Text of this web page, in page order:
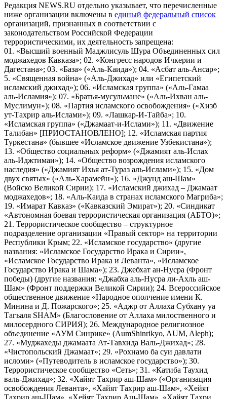
Редакция NEWS.RU отдельно указывает, что перечисленные
ниже организации включены в единый федеральный список
организаций, признанных в соответствии с
законодательством Российской Федерации
террористическими, их деятельность запрещена:
01. «Высший военный Маджлисуль Шура Объединенных сил
моджахедов Кавказа»; 02. «Конгресс народов Ичкерии и
Дагестана»; 03. «База» («Аль-Каида»); 04. «Асбат аль-Ансар»;
5. «Священная война» («Аль-Джихад» или «Египетский
исламский джихад»); 06. «Исламская группа» («Аль-Гамаа
аль-Исламия»); 07. «Братья-мусульмане» («Аль-Ихван аль-
Муслимун»); 08. «Партия исламского освобождения» («Хизб
ут-Тахрир аль-Ислами»); 09. «Лашкар-И-Тайба»; 10.
«Исламская группа» («Джамаат-и-Ислами»); 11. «Движение
Талибан» [ПРИОСТАНОВЛЕНО]; 12. «Исламская партия
Туркестана» (бывшее «Исламское движение Узбекистана»);
13. «Общество социальных реформ» («Джамият аль-Ислах
аль-Иджтимаи»); 14. «Общество возрождения исламского
наследия» («Джамият Ихья ат-Тураз аль-Ислами»); 15. «Дом
двух святых» («Аль-Харамейн»); 16. «Джунд аш-Шам»
(Войско Великой Сирии); 17. «Исламский джихад – Джамаат
моджахедов»; 18. «Аль-Каида в странах исламского Магриба»;
19. «Имарат Кавказ» («Кавказский Эмират»); 20. «Синдикат
«Автономная боевая террористическая организация (АБТО)»;
21. Террористическое сообщество – структурное
подразделение организации «Правый сектор» на территории
Республики Крым; 22. «Исламское государство» (другие
названия: «Исламское Государство Ирака и Сирии»,
«Исламское Государство Ирака и Леванта», «Исламское
Государство Ирака и Шама»); 23. Джебхат ан-Нусра (Фронт
победы) (другие названия: «Джабха аль-Нусра ли-Ахль аш-
Шам» (Фронт поддержки Великой Сирии); 24. Всероссийское
общественное движение «Народное ополчение имени К.
Минина и Д. Пожарского»; 25. «Аджр от Аллаха Субхану уа
Тагьаля SHAM» (Благословение от Аллаха милоственного и
милосердного СИРИЯ); 26. Международное религиозное
объединение «АУМ Синрике» (AumShinrikyo, AUM, Aleph);
27. «Муджахеды джамаата Ат-Тавхида Валь-Джихад»; 28.
«Чистопольский Джамаат»; 29. «Рохнамо ба суи давлати
исломи» («Путеводитель в исламское государство»); 30.
Террористическое сообщество «Сеть»; 31. «Катиба Таухид
валь-Джихад»; 32. «Хайят Тахрир аш-Шам» («Организация
освобождения Леванта», «Хайят Тахрир аш-Шам», «Хейят
Тахрир аш-Шам», «Хейят Тахрир Аш-Шам», «Хайят Тахри